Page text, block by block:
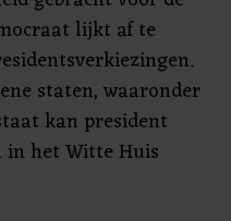
lijkt af te
staten, waaronder
kan president
het Witte Huis